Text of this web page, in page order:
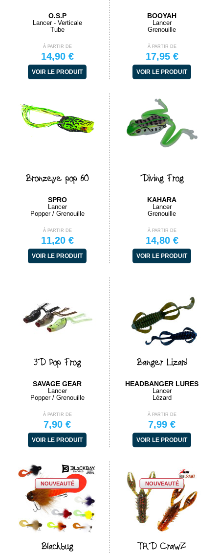
O.S.P
Lancer - Verticale
Tube
À PARTIR DE
14,90 €
VOIR LE PRODUIT
BOOYAH
Lancer
Grenouille
À PARTIR DE
17,95 €
VOIR LE PRODUIT
Bronzeye pop 60
SPRO
Lancer
Popper / Grenouille
À PARTIR DE
11,20 €
VOIR LE PRODUIT
Diving Frog
KAHARA
Lancer
Grenouille
À PARTIR DE
14,80 €
VOIR LE PRODUIT
3D Pop Frog
SAVAGE GEAR
Lancer
Popper / Grenouille
À PARTIR DE
7,90 €
VOIR LE PRODUIT
Banger Lizard
HEADBANGER LURES
Lancer
Lézard
À PARTIR DE
7,99 €
VOIR LE PRODUIT
NOUVEAUTÉ
Blackbug
NOUVEAUTÉ
TRD CrawZ